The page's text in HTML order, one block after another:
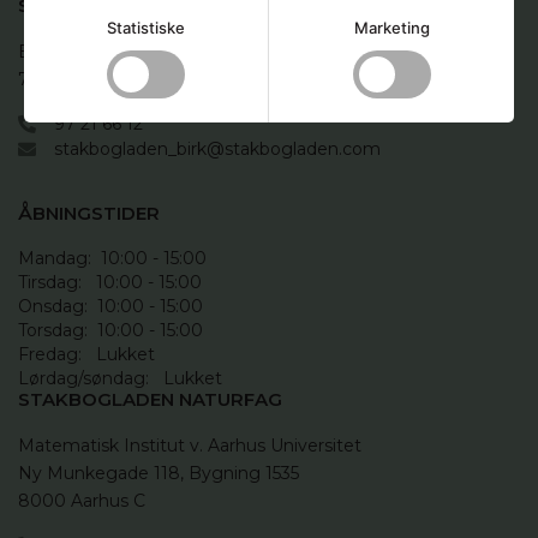
Statistiske Marketing
STAKBOGLADEN BIRK
Birk Centerpark 5 - Bygn. B (VIA)
7400 Herning
97 21 66 12
stakbogladen_birk@stakbogladen.com
ÅBNINGSTIDER
Mandag:  10:00 - 15:00
Tirsdag:   10:00 - 15:00
Onsdag:  10:00 - 15:00
Torsdag:  10:00 - 15:00
Fredag:   Lukket
Lørdag/søndag:   Lukket
STAKBOGLADEN NATURFAG
Matematisk Institut v. Aarhus Universitet
Ny Munkegade 118, Bygning 1535
8000 Aarhus C